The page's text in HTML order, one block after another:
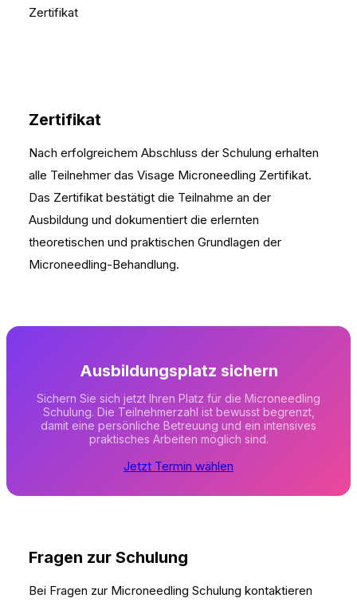
Zertifikat
Zertifikat
Nach erfolgreichem Abschluss der Schulung erhalten
alle Teilnehmer das Visage Microneedling Zertifikat.
Das Zertifikat bestätigt die Teilnahme an der
Ausbildung und dokumentiert die erlernten
theoretischen und praktischen Grundlagen der
Microneedling-Behandlung.
Ausbildungsplatz sichern
Sichern Sie sich jetzt Ihren Platz für die Microneedling
Schulung. Die Teilnehmerzahl ist bewusst begrenzt,
damit eine persönliche Betreuung und ein intensives
praktisches Arbeiten möglich sind.
Jetzt Termin wählen
Fragen zur Schulung
Bei Fragen zur Microneedling Schulung kontaktieren